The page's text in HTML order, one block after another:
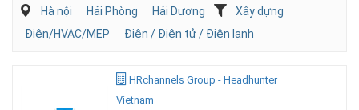
Hà nội Hải Phòng Hải Dương
Xây dựng
Điện/HVAC/MEP
Điện / Điện tử / Điện lạnh
HRchannels Group - Headhunter
Vietnam